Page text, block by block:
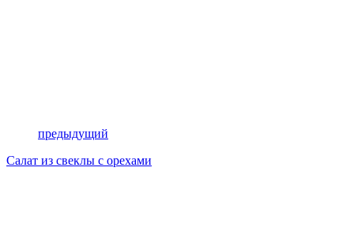
предыдущий
Салат из свеклы с орехами